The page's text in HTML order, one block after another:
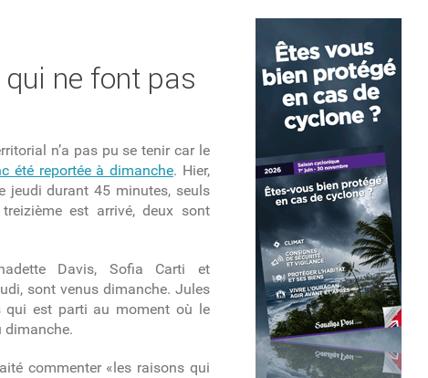
ne font pas
n’a pas pu se tenir car le
été reportée à dimanche. Hier,
jeudi durant 45 minutes, seuls
est arrivé, deux sont
Davis, Sofia Carti et
sont venus dimanche. Jules
qui est parti au moment où le
dimanche.
commenter «les raisons qui